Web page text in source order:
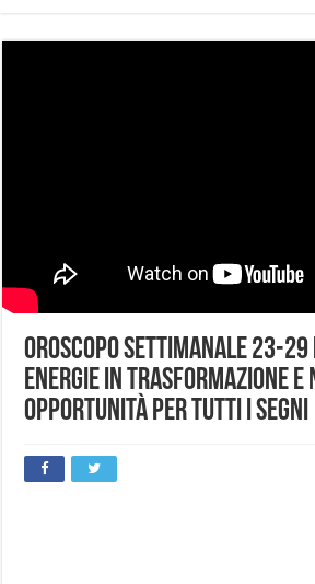
Oroscopo settimanale 23-29
energie in trasformazione e
opportunità per tutti i segni